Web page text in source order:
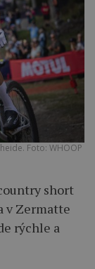
Foto: WHOOP
short
v Zermatte
rýchle a